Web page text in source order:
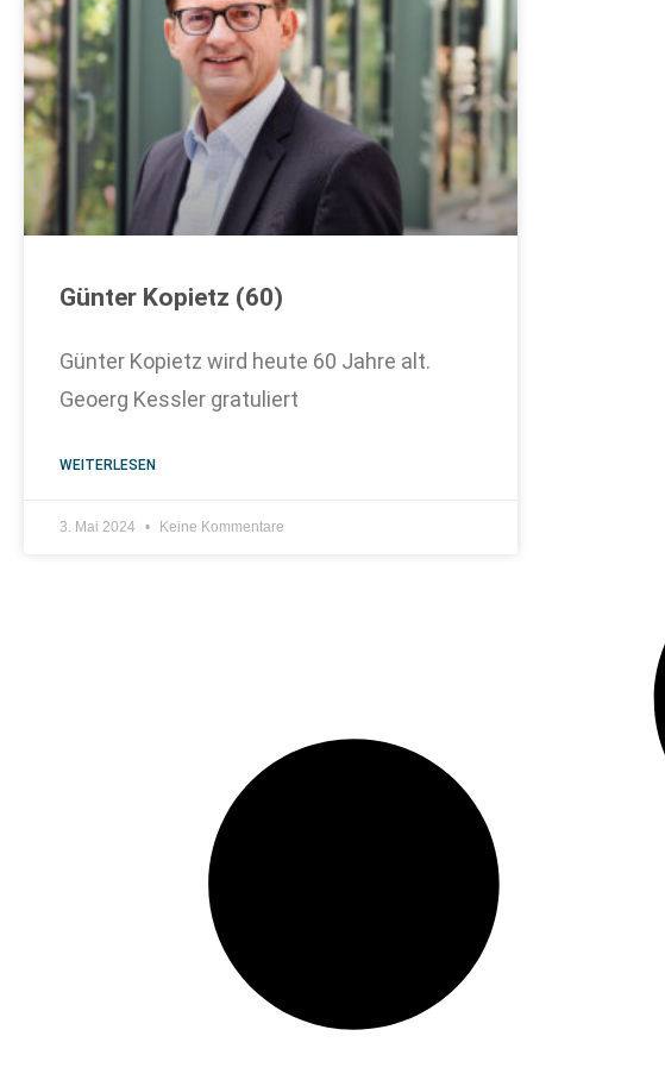
Günter Kopietz (60)
Günter Kopietz wird heute 60 Jahre alt.
Geoerg Kessler gratuliert
WEITERLESEN
3. Mai 2024 Keine Kommentare